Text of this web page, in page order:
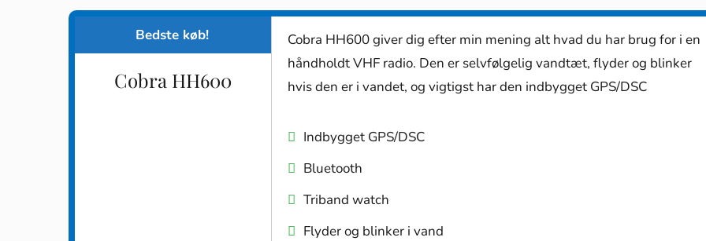
Bedste køb!
Cobra HH600
Cobra HH600 giver dig efter min mening alt hvad du har brug for i en
håndholdt VHF radio. Den er selvfølgelig vandtæt, flyder og blinker
hvis den er i vandet, og vigtigst har den indbygget GPS/DSC
Indbygget GPS/DSC
Bluetooth
Triband watch
Flyder og blinker i vand